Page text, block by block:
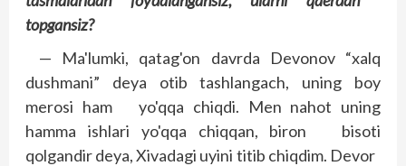
topgansiz?
— Ma'lumki, qatag'on davrda Devonov “xalq
dushmani” deya otib tashlangach, uning boy
merosi ham yo'qqa chiqdi. Men nahot uning
hamma ishlari yo'qqa chiqqan, biron bisoti
qolgandir deya, Xivadagi uyini titib chiqdim. Devor